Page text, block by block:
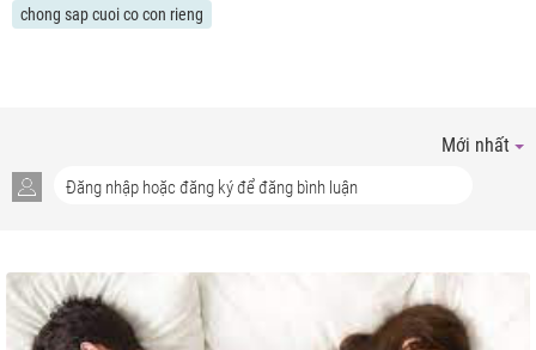
chong sap cuoi co con rieng
Mới nhất